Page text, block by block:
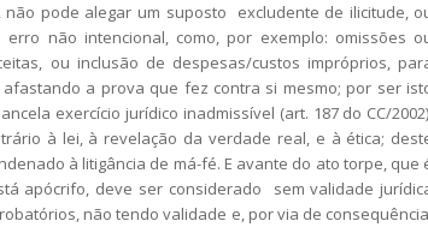
pode alegar um suposto excludente de ilicitude,
não intencional, como, por exemplo: omissões
ou inclusão de despesas/custos impróprios,
a prova que fez contra si mesmo; por ser
exercício jurídico inadmissível (art. 187 do CC/
à lei, à revelação da verdade real, e à ética;
à litigância de má-fé. E avante do ato torpe, que
apócrifo, deve ser considerado sem validade
não tendo validade e, por via de